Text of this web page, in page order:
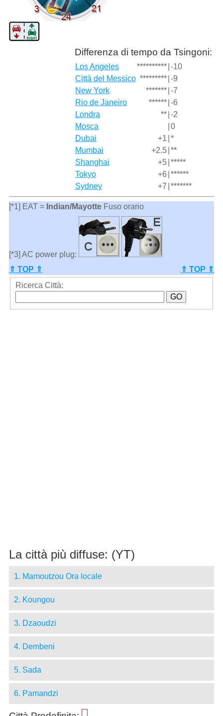
Differenza di tempo da Tsingoni:
Los Angeles ********** -10
Città del Messico ********* -9
New York
******* -7
Rio de Janeiro
****** -6
Londra
** -2
Mosca
0
Dubai
+1 *
Mumbai
+2.5 **
Shanghai
+5 *****
Tokyo
+6 ******
Sydney
+7 *******
[*1] EAT = Indian/MayotteFuso orario
[*3] AC power plug:
⇑ TOP ⇑
⇑ TOP ⇑
Ricerca Città:
La città più diffuse: (YT)
1. Mamoutzou Ora locale
2. Koungou
3. Dzaoudzi
4. Dembeni
5. Sada
6. Pamandzi